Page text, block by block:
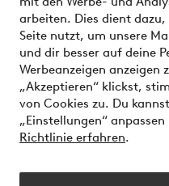
arbeiten. Dies dient
Seite nutzt, um unsere
und dir besser auf deine
Werbeanzeigen anzeigen
„Akzeptieren“ klickst,
von Cookies zu. Du
„Einstellungen“
Richtlinie erfahren.
Sichere Zahlungen -
Möchtest